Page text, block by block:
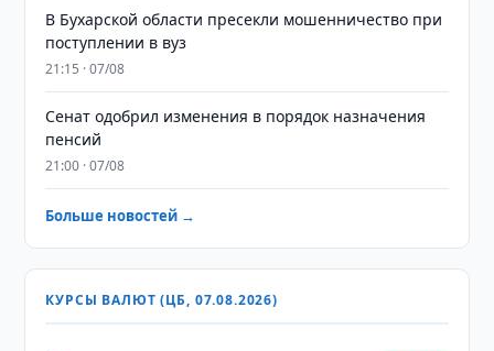
В Бухарской области пресекли мошенничество при
поступлении в вуз
21:15 · 07/08
Сенат одобрил изменения в порядок назначения
пенсий
21:00 · 07/08
Больше новостей →
КУРСЫ ВАЛЮТ (ЦБ, 07.08.2026)